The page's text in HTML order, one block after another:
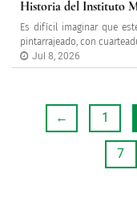
Historia del Instituto
Es difícil imaginar que
pintarrajeado, con
Jul 8, 2026
← 1
7